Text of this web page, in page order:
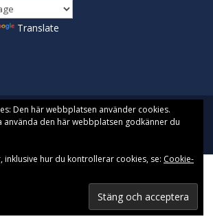
Translate
Den här webbplatsen använder cookies.
använda den här webbplatsen godkänner du
inklusive hur du kontrollerar cookies, se: Cookie-